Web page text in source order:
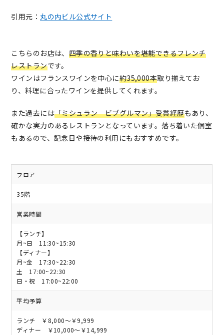
引用元： 丸の内ビル公式サイト
こちらのお店は、 四季の香りと味わいを堪能できるフレンチ
レストランです。
ワインはフランスワインを中心に約35,000本取り揃えてお
り、料理に合ったワインを提供してくれます。
また過去には「ミシュラン ビブグルマン」受賞経歴もあり、
確かな実力のあるレストランとなっています。落ち着いた個室
もあるので、記念日や接待の利用にもおすすめです。
フロア
35階
営業時間
【ランチ】
月~日 11:30~15:30
【ディナー】
月~金 17:30~22:30
土 17:00~22:30
日・祝 17:00~22:00
平均予算
ランチ ￥8,000～￥9,999
ディナー ￥10,000～￥14,999